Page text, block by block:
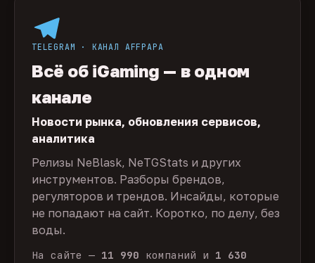
TELEGRAM · КАНАЛ AFFPAPA
Всё об iGaming — в одном
канале
Новости рынка, обновления сервисов,
аналитика
Релизы NeBlask, NeTGStats и других
инструментов. Разборы брендов,
регуляторов и трендов. Инсайды, которые
не попадают на сайт. Коротко, по делу, без
воды.
На сайте — 11 990 компаний и 1 630